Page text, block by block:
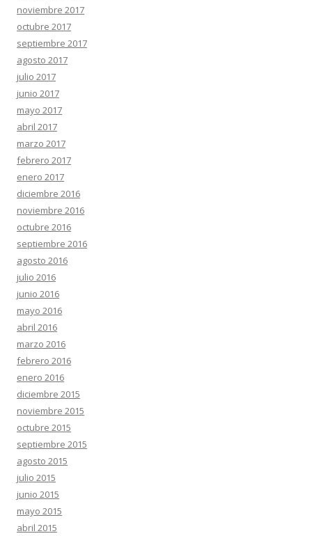
noviembre 2017
octubre 2017
septiembre 2017
agosto 2017
julio 2017
junio 2017
mayo 2017
abril 2017
marzo 2017
febrero 2017
enero 2017
diciembre 2016
noviembre 2016
octubre 2016
septiembre 2016
agosto 2016
julio 2016
junio 2016
mayo 2016
abril 2016
marzo 2016
febrero 2016
enero 2016
diciembre 2015
noviembre 2015
octubre 2015
septiembre 2015
agosto 2015
julio 2015
junio 2015
mayo 2015
abril 2015